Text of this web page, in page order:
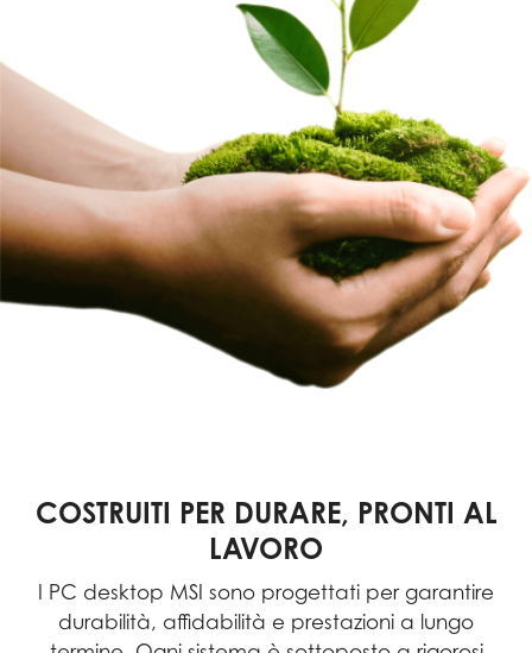
COSTRUITI PER DURARE, PRONTI AL
LAVORO
I PC desktop MSI sono progettati per garantire
durabilità, affidabilità e prestazioni a lungo